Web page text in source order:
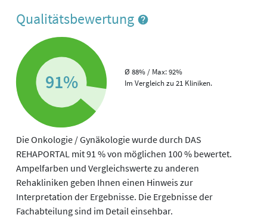
Qualitätsbewertung
91%
Ø 88% / Max: 92%
Im Vergleich zu 21 Kliniken.
Die Onkologie / Gynäkologie wurde durch DAS
REHAPORTAL mit 91 % von möglichen 100 % bewertet.
Ampelfarben und Vergleichswerte zu anderen
Rehakliniken geben Ihnen einen Hinweis zur
Interpretation der Ergebnisse. Die Ergebnisse der
Fachabteilung sind im Detail einsehbar.